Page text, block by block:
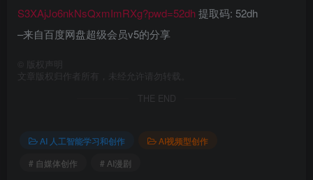
S3XAjJo6nkNsQxmImRXg?pwd=52dh提取码: 52dh
–来自百度网盘超级会员v5的分享
版权声明
文章版权归作者所有，未经允许请勿转载。
THE END
AI 人工智能学习和创作
AI视频型创作
# 自媒体创作
# AI漫剧